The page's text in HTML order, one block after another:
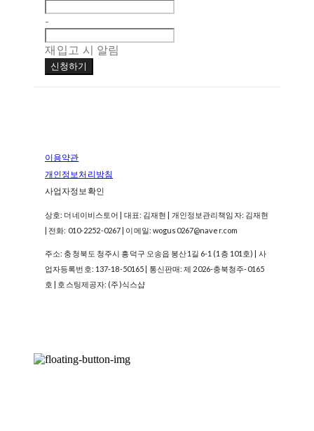
-
재입고 시 알림
신청하기
이용약관
개인정보처리방침
사업자정보확인
상호: 더네이비스토어 | 대표: 김재현 | 개인정보관리책임자: 김재현
| 전화: 010-2252-0267 | 이메일: wogus0267@naver.com
주소: 충청북도 청주시 흥덕구 오송읍 봉산1길 6-1 (1층 101호) | 사
업자등록번호: 137-18-50165 | 통신판매:제 2026-충북청주-0165
호 | 호스팅제공자: (주)식스샵